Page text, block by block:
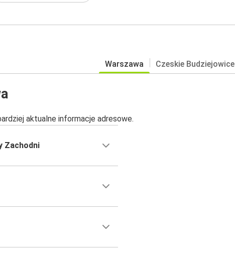
Warszawa Czeskie Budziejowice
aktualne informacje adresowe.
Zachodni